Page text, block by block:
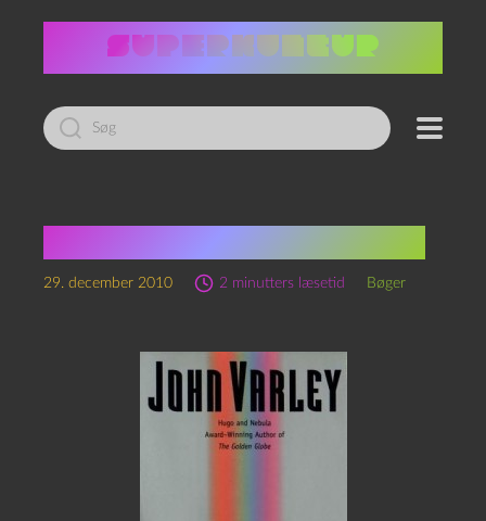
Led
efter:
29. december 2010 2 minutters læsetid Bøger